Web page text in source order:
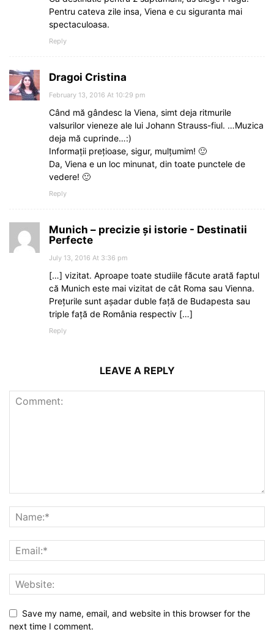
Pentru cateva zile insa, Viena e cu siguranta mai
spectaculoasa.
Reply
Dragoi Cristina
February 13, 2016 At 10:29 pm
Când mă gândesc la Viena, simt deja ritmurile
valsurilor vieneze ale lui Johann Strauss-fiul. …Muzica
deja mă cuprinde…:)
Informații prețioase, sigur, mulțumim! 🙂
Da, Viena e un loc minunat, din toate punctele de
vedere! 🙂
Reply
Munich – precizie și istorie - Destinatii
Perfecte
July 13, 2016 At 3:36 pm
[…] vizitat. Aproape toate studiile făcute arată faptul
că Munich este mai vizitat de cât Roma sau Vienna.
Prețurile sunt așadar duble față de Budapesta sau
triple față de România respectiv […]
Reply
LEAVE A REPLY
Save my name, email, and website in this browser for the
next time I comment.